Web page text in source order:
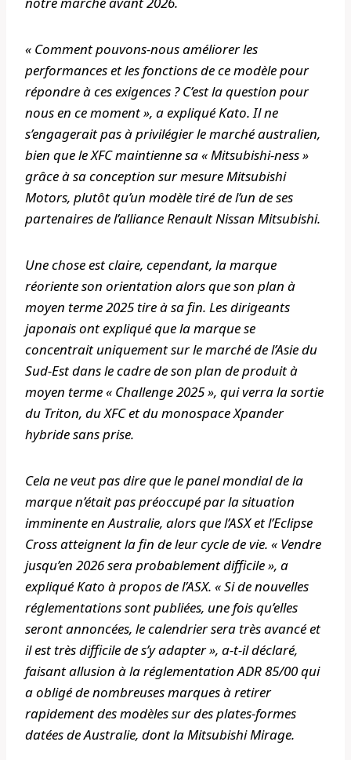
« Comment pouvons-nous améliorer les
performances et les fonctions de ce modèle pour
répondre à ces exigences ? C’est la question pour
nous en ce moment », a expliqué Kato. Il ne
s’engagerait pas à privilégier le marché australien,
bien que le XFC maintienne sa « Mitsubishi-ness »
grâce à sa conception sur mesure Mitsubishi
Motors, plutôt qu’un modèle tiré de l’un de ses
partenaires de l’alliance Renault Nissan Mitsubishi.
Une chose est claire, cependant, la marque
réoriente son orientation alors que son plan à
moyen terme 2025 tire à sa fin. Les dirigeants
japonais ont expliqué que la marque se
concentrait uniquement sur le marché de l’Asie du
Sud-Est dans le cadre de son plan de produit à
moyen terme « Challenge 2025 », qui verra la sortie
du Triton, du XFC et du monospace Xpander
hybride sans prise.
Cela ne veut pas dire que le panel mondial de la
marque n’était pas préoccupé par la situation
imminente en Australie, alors que l’ASX et l’Eclipse
Cross atteignent la fin de leur cycle de vie. « Vendre
jusqu’en 2026 sera probablement difficile », a
expliqué Kato à propos de l’ASX. « Si de nouvelles
réglementations sont publiées, une fois qu’elles
seront annoncées, le calendrier sera très avancé et
il est très difficile de s’y adapter », a-t-il déclaré,
faisant allusion à la réglementation ADR 85/00 qui
a obligé de nombreuses marques à retirer
rapidement des modèles sur des plates-formes
datées de Australie, dont la Mitsubishi Mirage.